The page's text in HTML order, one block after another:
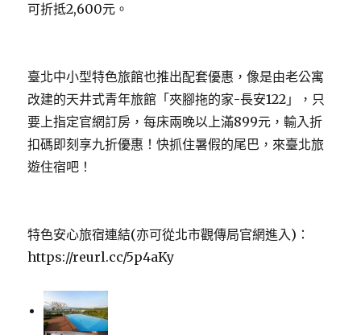
可折抵2,600元。
臺北中小型特色旅館也推出配套優惠，像是由老公寓
改建的天井式青年旅館「夾腳拖的家-長安122」，只
要上指定官網訂房，每床兩晚以上滿899元，輸入折
扣碼即刻享九折優惠！快抓住暑假的尾巴，來臺北旅
遊住宿吧！
特色安心旅宿連結(亦可從北市觀傳局官網進入)：
https://reurl.cc/5p4aKy